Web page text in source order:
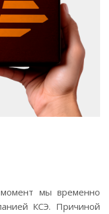
мы временно
КСЭ. Причиной